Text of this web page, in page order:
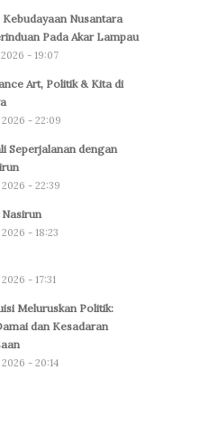
Nusantara
Pada Akar Lampau
- 19:07
Art, Politik & Kita di
2026 - 22:09
Seperjalanan dengan
- 22:39
- 18:23
- 17:31
Meluruskan Politik:
dan Kesadaran
- 20:14